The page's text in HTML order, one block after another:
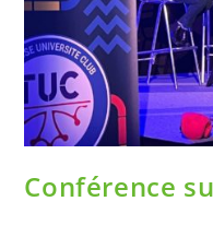
Conférence